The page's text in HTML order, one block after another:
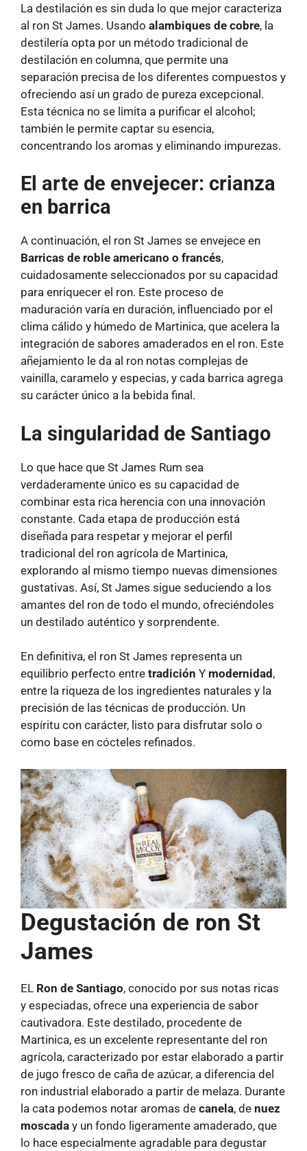
La destilación es sin duda lo que mejor caracteriza
al ron St James. Usando alambiques de cobre, la
destilería opta por un método tradicional de
destilación en columna, que permite una
separación precisa de los diferentes compuestos y
ofreciendo así un grado de pureza excepcional.
Esta técnica no se limita a purificar el alcohol;
también le permite captar su esencia,
concentrando los aromas y eliminando impurezas.
El arte de envejecer: crianza
en barrica
A continuación, el ron St James se envejece en
Barricas de roble americano o francés,
cuidadosamente seleccionados por su capacidad
para enriquecer el ron. Este proceso de
maduración varía en duración, influenciado por el
clima cálido y húmedo de Martinica, que acelera la
integración de sabores amaderados en el ron. Este
añejamiento le da al ron notas complejas de
vainilla, caramelo y especias, y cada barrica agrega
su carácter único a la bebida final.
La singularidad de Santiago
Lo que hace que St James Rum sea
verdaderamente único es su capacidad de
combinar esta rica herencia con una innovación
constante. Cada etapa de producción está
diseñada para respetar y mejorar el perfil
tradicional del ron agrícola de Martinica,
explorando al mismo tiempo nuevas dimensiones
gustativas. Así, St James sigue seduciendo a los
amantes del ron de todo el mundo, ofreciéndoles
un destilado auténtico y sorprendente.
En definitiva, el ron St James representa un
equilibrio perfecto entre tradición Y modernidad ,
entre la riqueza de los ingredientes naturales y la
precisión de las técnicas de producción. Un
espíritu con carácter, listo para disfrutar solo o
como base en cócteles refinados.
Degustación de ron St
James
EL Ron de Santiago, conocido por sus notas ricas
y especiadas, ofrece una experiencia de sabor
cautivadora. Este destilado, procedente de
Martinica, es un excelente representante del ron
agrícola, caracterizado por estar elaborado a partir
de jugo fresco de caña de azúcar, a diferencia del
ron industrial elaborado a partir de melaza. Durante
la cata podemos notar aromas de canela, de nuez
moscada y un fondo ligeramente amaderado, que
lo hace especialmente agradable para degustar